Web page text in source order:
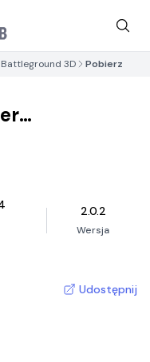
3D Pobierz
2.0.2
Wersja
Udostępnij